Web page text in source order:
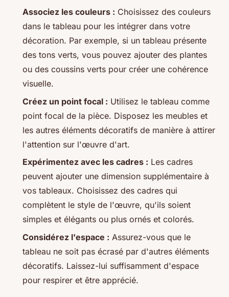
Associez les couleurs : Choisissez des couleurs
dans le tableau pour les intégrer dans votre
décoration. Par exemple, si un tableau présente
des tons verts, vous pouvez ajouter des plantes
ou des coussins verts pour créer une cohérence
visuelle.
Créez un point focal : Utilisez le tableau comme
point focal de la pièce. Disposez les meubles et
les autres éléments décoratifs de manière à attirer
l'attention sur l'œuvre d'art.
Expérimentez avec les cadres : Les cadres
peuvent ajouter une dimension supplémentaire à
vos tableaux. Choisissez des cadres qui
complètent le style de l'œuvre, qu'ils soient
simples et élégants ou plus ornés et colorés.
Considérez l'espace : Assurez-vous que le
tableau ne soit pas écrasé par d'autres éléments
décoratifs. Laissez-lui suffisamment d'espace
pour respirer et être apprécié.